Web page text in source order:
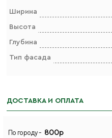
Ширина
Высота
Глубина
Тип фасада
ДОСТАВКА И ОПЛАТА
По городу - 800р